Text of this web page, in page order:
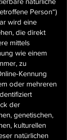
Person“)
wird eine
die direkt
mittels
wie einem
zu
Kennung
oder mehreren
der
genetischen,
kulturellen
natürlichen